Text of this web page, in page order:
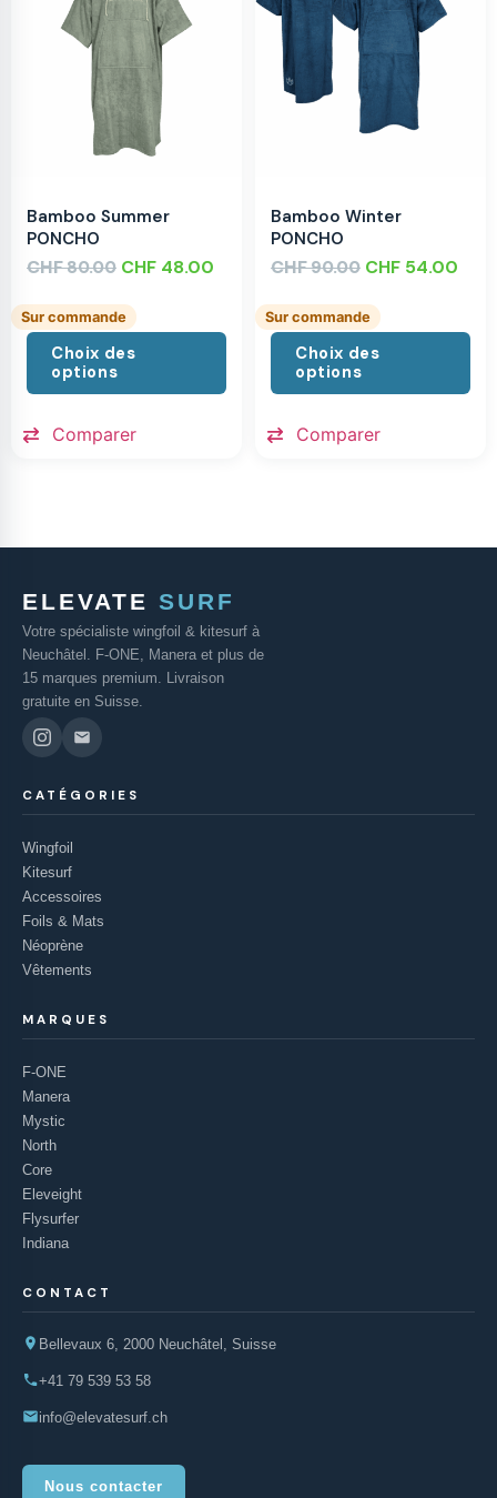
Bamboo Summer
PONCHO
CHF80.00 CHF 48.00
Sur commande
Choix des
options
Comparer
Bamboo Winter
PONCHO
CHF90.00 CHF 54.00
Sur commande
Choix des
options
Comparer
ELEVATE SURF
Votre spécialiste wingfoil & kitesurf à
Neuchâtel. F-ONE, Manera et plus de
15 marques premium. Livraison
gratuite en Suisse.
CATÉGORIES
Wingfoil
Kitesurf
Accessoires
Foils & Mats
Néoprène
Vêtements
MARQUES
F-ONE
Manera
Mystic
North
Core
Eleveight
Flysurfer
Indiana
CONTACT
Bellevaux 6, 2000 Neuchâtel, Suisse
+41 79 539 53 58
info@elevatesurf.ch
Nous contacter